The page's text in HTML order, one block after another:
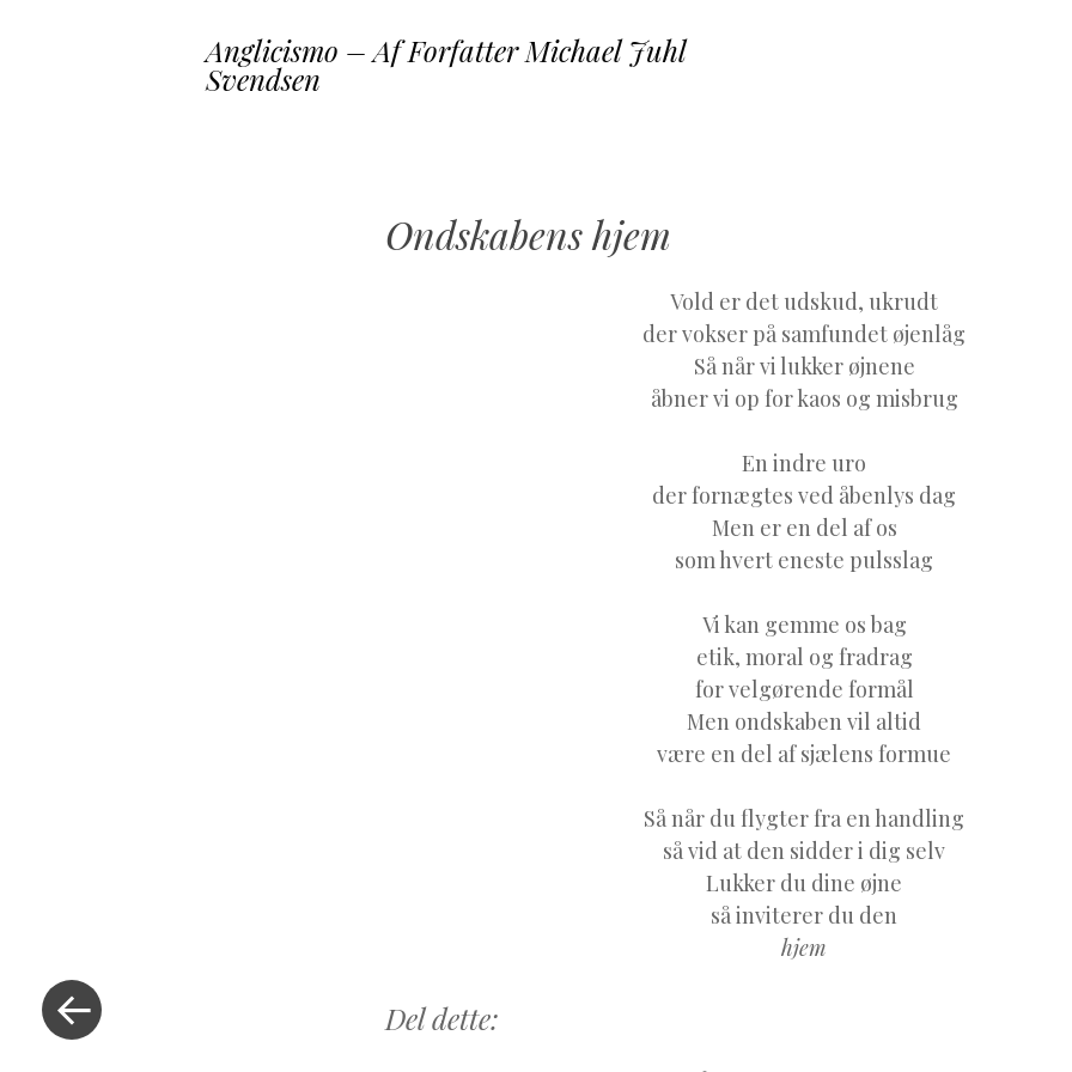
Anglicismo – Af Forfatter Michael Juhl
Svendsen
Ondskabens hjem
Vold er det udskud, ukrudt
der vokser på samfundet øjenlåg
Så når vi lukker øjnene
åbner vi op for kaos og misbrug
En indre uro
der fornægtes ved åbenlys dag
Men er en del af os
som hvert eneste pulsslag
Vi kan gemme os bag
etik, moral og fradrag
for velgørende formål
Men ondskaben vil altid
være en del af sjælens formue
Så når du flygter fra en handling
så vid at den sidder i dig selv
Lukker du dine øjne
så inviterer du den
hjem
Del dette: